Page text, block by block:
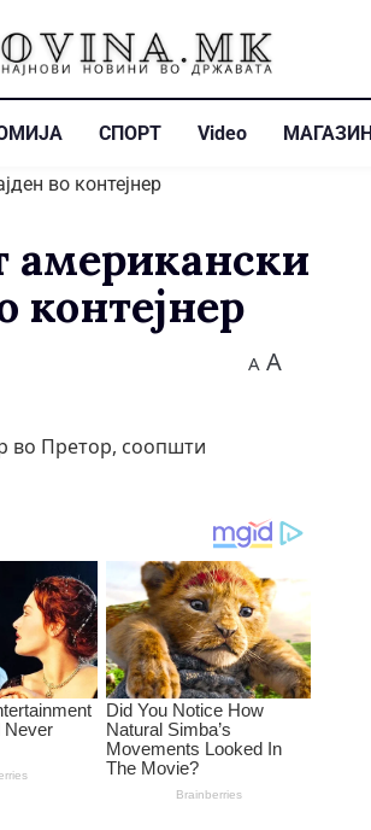
СПОРТ Video МАГАЗИН
американски
контејнер
A A
во Претор, соопшти